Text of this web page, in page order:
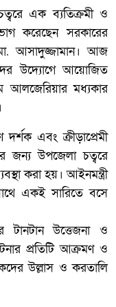
এক ব্যতিক্রমী ও
করেছেন সরকারের
আসাদুজ্জামান। আজ
উদ্যোগে আয়োজিত
আলজেরিয়ার মধ্যকার
এবং ক্রীড়াপ্রেমী
জন্য উপজেলা চত্বরে
করা হয়। আইনমন্ত্রী
একই সারিতে বসে
টানটান উত্তেজনা ও
প্রতিটি আক্রমণ ও
উল্লাস ও করতালি